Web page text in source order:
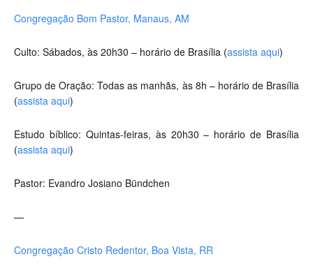
Congregação Bom Pastor, Manaus, AM
Culto: Sábados, às 20h30 – horário de Brasília (assista aqui)
Grupo de Oração: Todas as manhãs, às 8h – horário de Brasília
(assista aqui)
Estudo bíblico: Quintas-feiras, às 20h30 – horário de Brasília
(assista aqui)
Pastor: Evandro Josiano Bündchen
—
Congregação Cristo Redentor, Boa Vista, RR